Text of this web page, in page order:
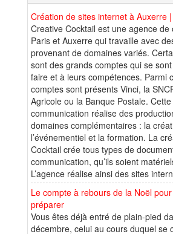
Création de sites internet à Auxerre
Creative Cocktail est une agence de
Paris et Auxerre qui travaille avec
provenant de domaines variés.
sont des grands comptes qui se
faire et à leurs compétences. Parmi
comptes sont présents Vinci, la
Agricole ou la Banque Postale.
communication réalise des
domaines complémentaires : la
l’événementiel et la formation. La
Cocktail crée tous types de
communication, qu’ils soient
L’agence réalise ainsi des sites
Le compte à rebours de la Noël
préparer
Vous êtes déjà entré de plain-pied
décembre, celui au cours duquel se